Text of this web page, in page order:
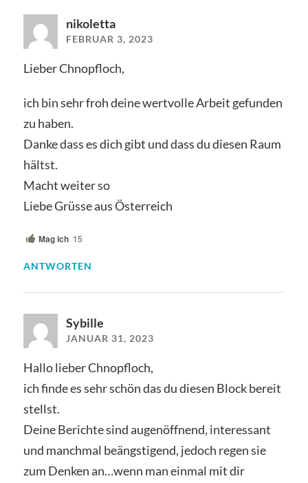
nikoletta
FEBRUAR 3, 2023
Lieber Chnopfloch,
ich bin sehr froh deine wertvolle Arbeit gefunden
zu haben.
Danke dass es dich gibt und dass du diesen Raum
hältst.
Macht weiter so
Liebe Grüsse aus Österreich
Mag ich 15
ANTWORTEN
Sybille
JANUAR 31, 2023
Hallo lieber Chnopfloch,
ich finde es sehr schön das du diesen Block bereit
stellst.
Deine Berichte sind augenöffnend, interessant
und manchmal beängstigend, jedoch regen sie
zum Denken an…wenn man einmal mit dir